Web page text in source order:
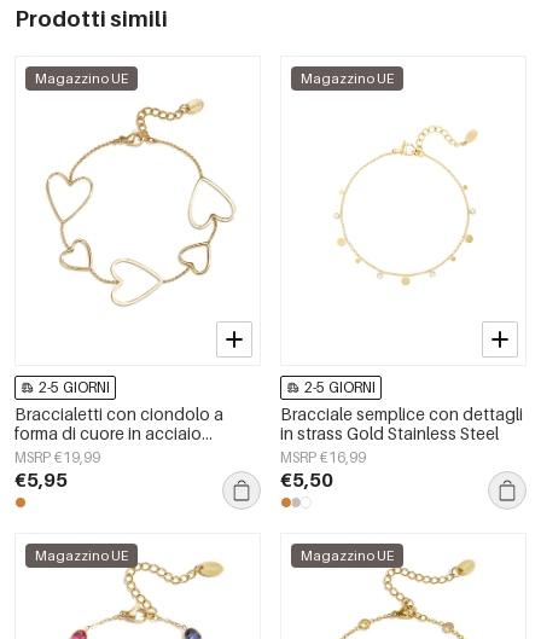
Prodotti simili
Magazzino UE
2-5 GIORNI
Braccialetti con ciondolo a
forma di cuore in acciaio
inossidabile placcato oro 14
carati, serie semplice per tutti i
giorni, gioielli da donna.
MSRP €19,99
€5,95
Magazzino UE
2-5 GIORNI
Bracciale semplice con dettagli
in strass Gold Stainless Steel
MSRP €16,99
€5,50
Magazzino UE Magazzino UE